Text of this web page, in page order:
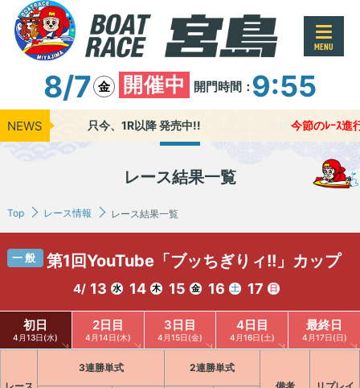
MENU
8/7 金 開催中 開門時間：9:55
NEWS 只今、1R以降 発売中!! 今節のﾚｰｽ進
レース結果一覧
Top レース情報 レース結果一覧
一般 第1回YouTube「ブッちぎりィ!!」カップ
4/ 13 水 14 木 15 金 16 土 17 日
初日
4月13日(水)
2日目
4月14日(木)
3日目
4月15日(金)
4日目
4月16日(土)
最終日
4月17日(日)
3連勝単式
2連勝単式